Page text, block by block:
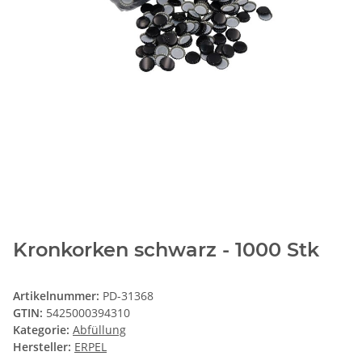
Kronkorken schwarz - 1000 Stk
Artikelnummer: PD-31368
GTIN: 5425000394310
Kategorie: Abfüllung
Hersteller: ERPEL